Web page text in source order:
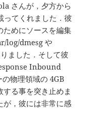
さんが，夕方から
ってくれました．彼
ためにソースを編集
log/dmesg や
ました．そして彼
Inbound
物理領域の 4GB
る事を突き止めま
が，彼には非常に感